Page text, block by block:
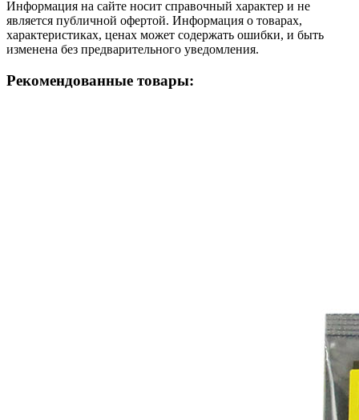
Информация на сайте носит справочный характер и не
является публичной офертой. Информация о товарах,
характеристиках, ценах может содержать ошибки, и быть
изменена без предварительного уведомления.
Рекомендованные товары: